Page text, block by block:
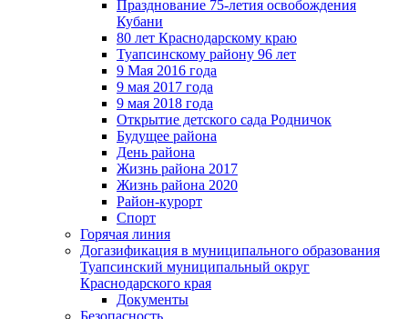
Празднование 75-летия освобождения
Кубани
80 лет Краснодарскому краю
Туапсинскому району 96 лет
9 Мая 2016 года
9 мая 2017 года
9 мая 2018 года
Открытие детского сада Родничок
Будущее района
День района
Жизнь района 2017
Жизнь района 2020
Район-курорт
Спорт
Горячая линия
Догазификация в муниципального образования
Туапсинский муниципальный округ
Краснодарского края
Документы
Безопасность